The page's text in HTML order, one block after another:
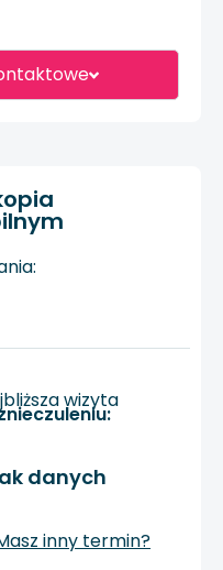
wizyta
danych
inny termin?